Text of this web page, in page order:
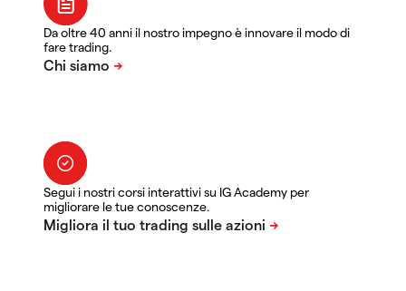
Da oltre 40 anni il nostro impegno è innovare il modo di
fare trading.
Segui i nostri corsi interattivi su IG Academy per
migliorare le tue conoscenze.